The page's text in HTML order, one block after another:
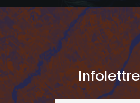
Infolettre